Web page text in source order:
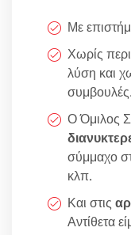
Με
Χωρίς
λύση και
συμβουλές.
Ο Όμιλος
σύμμαχο
κλπ.
Και στις
Αντίθετα